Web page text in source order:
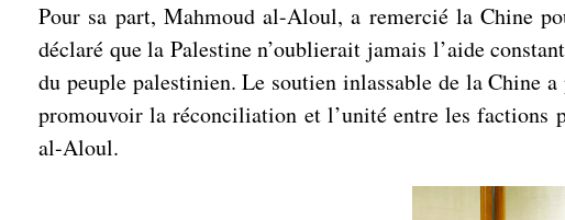
Pour sa part, Mahmoud al-Aloul, a remercié la Chine
déclaré que la Palestine n’oublierait jamais l’aide
du peuple palestinien. Le soutien inlassable de la Chine
promouvoir la réconciliation et l’unité entre les factions
al-Aloul.